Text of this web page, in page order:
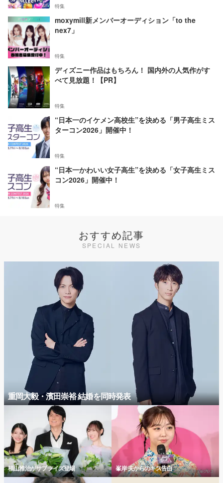
特集
moxymill新メンバーオーディション「to the
nex7」
特集
ディズニー作品はもちろん！ 国内外の人気作がす
べて見放題！【PR】
特集
“日本一のイケメン高校生”を決める「男子高生ミス
ターコン2026」開催中！
特集
“日本一かわいい女子高生”を決める「女子高生ミス
コン2026」開催中！
特集
おすすめ記事
SPECIAL NEWS
重岡大毅・濱田崇裕 結婚を同時発表
福山雅治がサプライズ登場 峯岸 夫からのキス告白